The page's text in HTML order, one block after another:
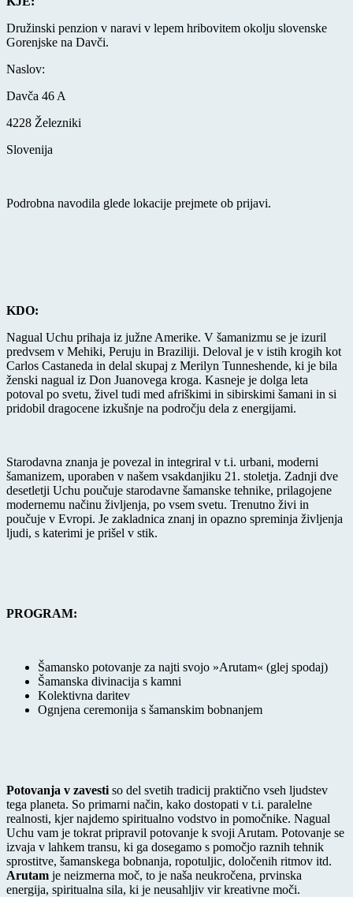
Družinski penzion v naravi v lepem hribovitem okolju slovenske
Gorenjske na Davči.
Naslov:
Davča 46 A
4228 Železniki
Slovenija
Podrobna navodila glede lokacije prejmete ob prijavi.
KDO:
Nagual Uchu prihaja iz južne Amerike. V šamanizmu se je izuril
predvsem v Mehiki, Peruju in Braziliji. Deloval je v istih krogih kot
Carlos Castaneda in delal skupaj z Merilyn Tunneshende, ki je bila
ženski nagual iz Don Juanovega kroga. Kasneje je dolga leta
potoval po svetu, živel tudi med afriškimi in sibirskimi šamani in si
pridobil dragocene izkušnje na področju dela z energijami.
Starodavna znanja je povezal in integriral v t.i. urbani, moderni
šamanizem, uporaben v našem vsakdanjiku 21. stoletja. Zadnji dve
desetletji Uchu poučuje starodavne šamanske tehnike, prilagojene
modernemu načinu življenja, po vsem svetu. Trenutno živi in
poučuje v Evropi. Je zakladnica znanj in opazno spreminja življenja
ljudi, s katerimi je prišel v stik.
PROGRAM:
Šamansko potovanje za najti svojo »Arutam« (glej spodaj)
Šamanska divinacija s kamni
Kolektivna daritev
Ognjena ceremonija s šamanskim bobnanjem
Potovanja v zavesti so del svetih tradicij praktično vseh ljudstev
tega planeta. So primarni način, kako dostopati v t.i. paralelne
realnosti, kjer najdemo spiritualno vodstvo in pomočnike. Nagual
Uchu vam je tokrat pripravil potovanje k svoji Arutam. Potovanje se
izvaja v lahkem transu, ki ga dosegamo s pomočjo raznih tehnik
sprostitve, šamanskega bobnanja, ropotuljic, določenih ritmov itd.
Arutam je neizmerna moč, to je naša neukročena, prvinska
energija, spiritualna sila, ki je neusahljiv vir kreativne moči.